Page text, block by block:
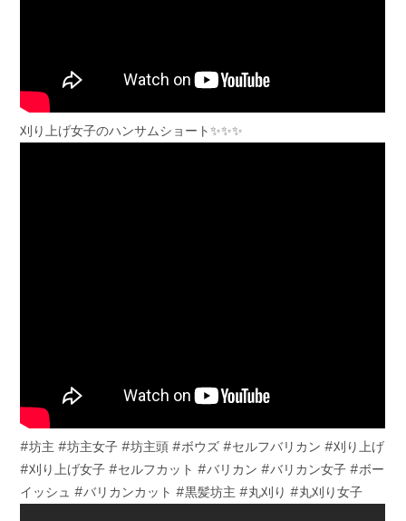
刈り上げ女子のハンサムショート✨✨✨
#坊主 #坊主女子 #坊主頭 #ボウズ #セルフバリカン #刈り上げ
#刈り上げ女子 #セルフカット #バリカン #バリカン女子 #ボー
イッシュ #バリカンカット #黒髪坊主 #丸刈り #丸刈り女子